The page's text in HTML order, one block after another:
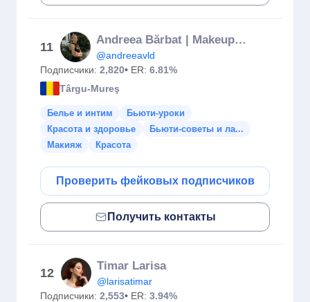
11
Andreea Bărbat | Makeup & Brow Artist
@andreeavld
Подписчики: 2,820• ER: 6.81%
Târgu-Mureş
Белье и интим
Бьюти-уроки
Красота и здоровье
Бьюти-советы и ла...
Макияж
Красота
Проверить фейковых подписчиков
Получить контакты
12
Timar Larisa
@larisatimar
Подписчики: 2,553• ER: 3.94%